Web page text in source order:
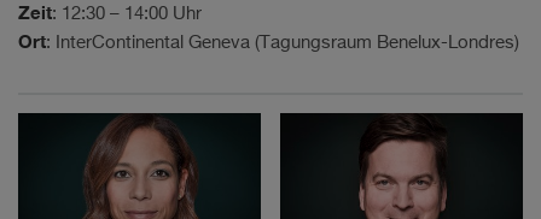
Zeit: 12:30 – 14:00 Uhr
Ort: InterContinental Geneva (Tagungsraum Benelux-Londres)